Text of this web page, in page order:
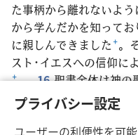
プライバシー設定
ユーザーの利便性を可
た事柄から離れないよ
から学んだかを知ってお
に親しんできました+。
スト･イエスへの信仰に
+。16聖書全体は神の
もので +，教え ，戒め，
指導するのに役立ちます